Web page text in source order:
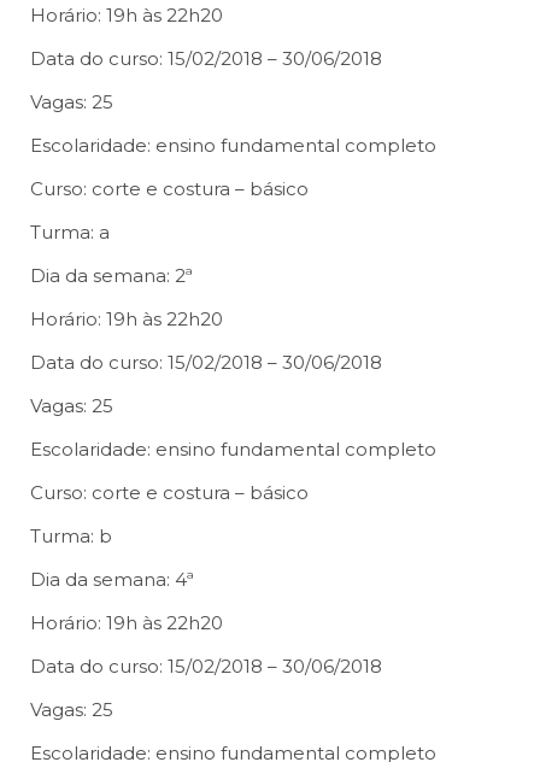
Horário: 19h às 22h20
Data do curso: 15/02/2018 – 30/06/2018
Vagas: 25
Escolaridade: ensino fundamental completo
Curso: corte e costura – básico
Turma: a
Dia da semana: 2ª
Horário: 19h às 22h20
Data do curso: 15/02/2018 – 30/06/2018
Vagas: 25
Escolaridade: ensino fundamental completo
Curso: corte e costura – básico
Turma: b
Dia da semana: 4ª
Horário: 19h às 22h20
Data do curso: 15/02/2018 – 30/06/2018
Vagas: 25
Escolaridade: ensino fundamental completo